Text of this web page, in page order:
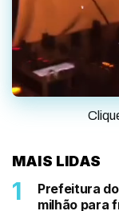
MAIS LIDAS
Prefeitura
milhão para